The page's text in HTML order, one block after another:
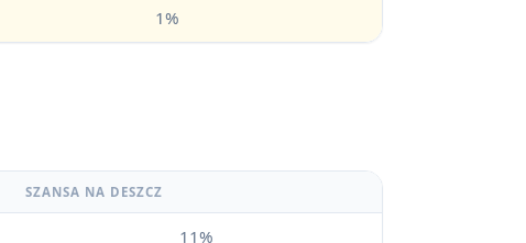
1%
SZANSA NA DESZCZ
11%